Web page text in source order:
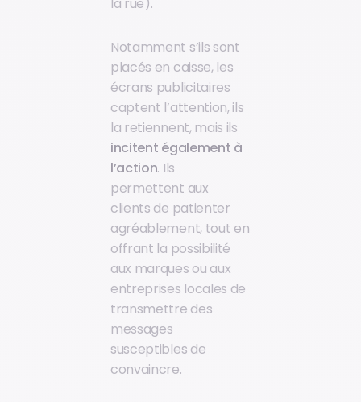
la rue).
Notamment s’ils sont
placés en caisse, les
écrans publicitaires
captent l’attention, ils
la retiennent, mais ils
incitent également à
l’action. Ils
permettent aux
clients de patienter
agréablement, tout en
offrant la possibilité
aux marques ou aux
entreprises locales de
transmettre des
messages
susceptibles de
convaincre.